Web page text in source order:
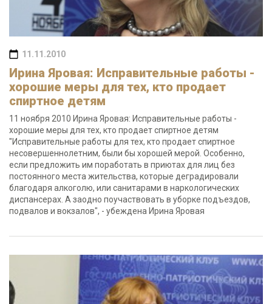
11.11.2010
Ирина Яровая: Исправительные работы -
хорошие меры для тех, кто продает
спиртное детям
11 ноября 2010 Ирина Яровая: Исправительные работы -
хорошие меры для тех, кто продает спиртное детям
"Исправительные работы для тех, кто продает спиртное
несовершеннолетним, были бы хорошей мерой. Особенно,
если предложить им поработать в приютах для лиц без
постоянного места жительства, которые деградировали
благодаря алкоголю, или санитарами в наркологических
диспансерах. А заодно поучаствовать в уборке подъездов,
подвалов и вокзалов", - убеждена Ирина Яровая